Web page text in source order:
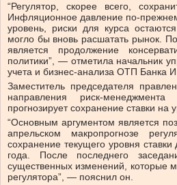
“Регулятор, скорее всего,
Инфляционное давление по-
уровень, риски для курса
могло бы вновь расшатать рынок.
является продолжение
политики”, — отметила начальник
учета и бизнес-анализа ОТП Банка
Заместитель председателя
направления риск-
прогнозирует сохранение ставки на
“Основным аргументом является
апрельском макропрогнозе
сохранение текущего уровня
года. После последнего
существенных изменений, которые
регулятора”, — пояснил он.